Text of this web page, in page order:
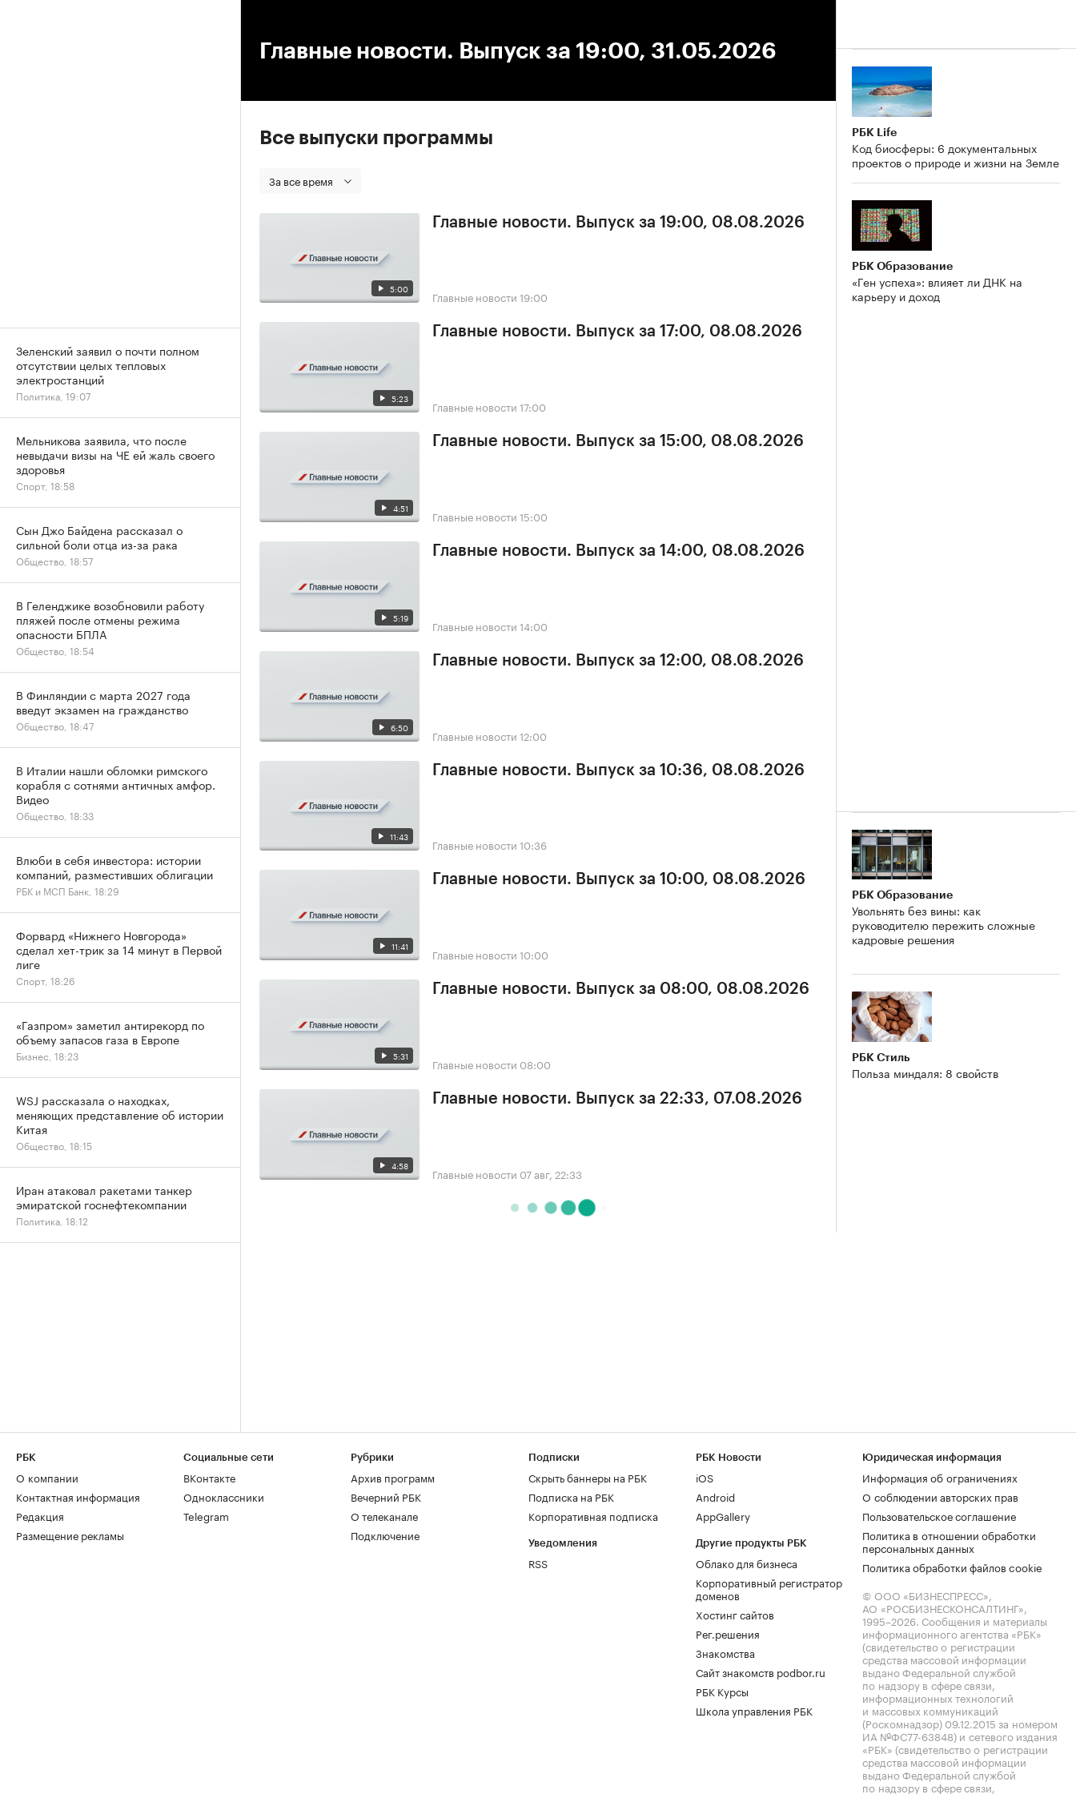
Главные новости. Выпуск за 19:00, 31.05.2026
Все выпуски программы
За все время
5:00
Главные новости. Выпуск за 19:00, 08.08.2026
Главные новости 19:00
5:23
Главные новости. Выпуск за 17:00, 08.08.2026
Главные новости 17:00
4:51
Главные новости. Выпуск за 15:00, 08.08.2026
Главные новости 15:00
5:19
Главные новости. Выпуск за 14:00, 08.08.2026
Главные новости 14:00
6:50
Главные новости. Выпуск за 12:00, 08.08.2026
Главные новости 12:00
11:43
Главные новости. Выпуск за 10:36, 08.08.2026
Главные новости 10:36
11:41
Главные новости. Выпуск за 10:00, 08.08.2026
Главные новости 10:00
5:31
Главные новости. Выпуск за 08:00, 08.08.2026
Главные новости 08:00
4:58
Главные новости. Выпуск за 22:33, 07.08.2026
Главные новости 07 авг, 22:33
РБК Life
Код биосферы: 6 документальных
проектов о природе и жизни на Земле
РБК Образование
«Ген успеха»: влияет ли ДНК на
карьеру и доход
РБК Образование
Увольнять без вины: как
руководителю пережить сложные
кадровые решения
РБК Стиль
Польза миндаля: 8 свойств
Зеленский заявил о почти полном
отсутствии целых тепловых
электростанций
Политика, 19:07
Мельникова заявила, что после
невыдачи визы на ЧЕ ей жаль своего
здоровья
Спорт, 18:58
Сын Джо Байдена рассказал о
сильной боли отца из-за рака
Общество, 18:57
В Геленджике возобновили работу
пляжей после отмены режима
опасности БПЛА
Общество, 18:54
В Финляндии с марта 2027 года
введут экзамен на гражданство
Общество, 18:47
В Италии нашли обломки римского
корабля с сотнями античных амфор.
Видео
Общество, 18:33
Влюби в себя инвестора: истории
компаний, разместивших облигации
РБК и МСП Банк, 18:29
Форвард «Нижнего Новгорода»
сделал хет-трик за 14 минут в Первой
лиге
Спорт, 18:26
«Газпром» заметил антирекорд по
объему запасов газа в Европе
Бизнес, 18:23
WSJ рассказала о находках,
меняющих представление об истории
Китая
Общество, 18:15
Иран атаковал ракетами танкер
эмиратской госнефтекомпании
Политика, 18:12
РБК
О компании
Контактная информация
Редакция
Размещение рекламы
Социальные сети
ВКонтакте
Одноклассники
Telegram
Рубрики
Архив программ
Вечерний РБК
О телеканале
Подключение
Подписки
Скрыть баннеры на РБК
Подписка на РБК
Корпоративная подписка
Уведомления
RSS
РБК Новости
iOS
Android
AppGallery
Другие продукты РБК
Облако для бизнеса
Корпоративный регистратор
доменов
Хостинг сайтов
Рег.решения
Знакомства
Сайт знакомств podbor.ru
РБК Курсы
Школа управления РБК
Юридическая информация
Информация об ограничениях
О соблюдении авторских прав
Пользовательское соглашение
Политика в отношении обработки
персональных данных
Политика обработки файлов cookie
© ООО «БИЗНЕСПРЕСС»,
АО «РОСБИЗНЕСКОНСАЛТИНГ»,
1995–2026. Сообщения и материалы
информационного агентства «РБК»
(свидетельство о регистрации
средства массовой информации
выдано Федеральной службой
по надзору в сфере связи,
информационных технологий
и массовых коммуникаций
(Роскомнадзор) 09.12.2015 за номером
ИА №ФС77-63848) и сетевого издания
«РБК» (свидетельство о регистрации
средства массовой информации
выдано Федеральной службой
по надзору в сфере связи,